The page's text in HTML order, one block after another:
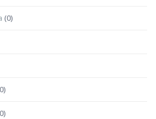
(0)